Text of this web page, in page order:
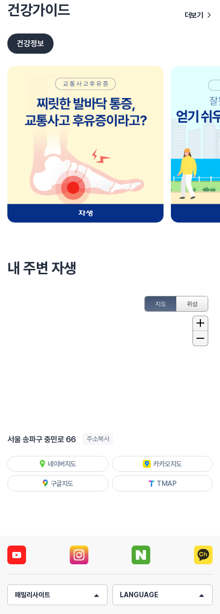
건강가이드 더보기
건강정보
내 주변 자생
지도 위성
서울 송파구 충민로 66 주소복사
네이버지도 카카오지도
구글지도 TMAP
패밀리사이트 LANGUAGE